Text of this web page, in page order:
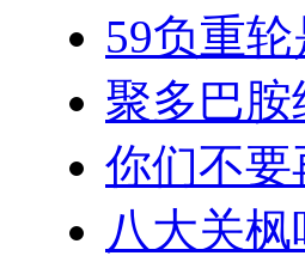
59负重
聚多巴胺
你们不
八大关